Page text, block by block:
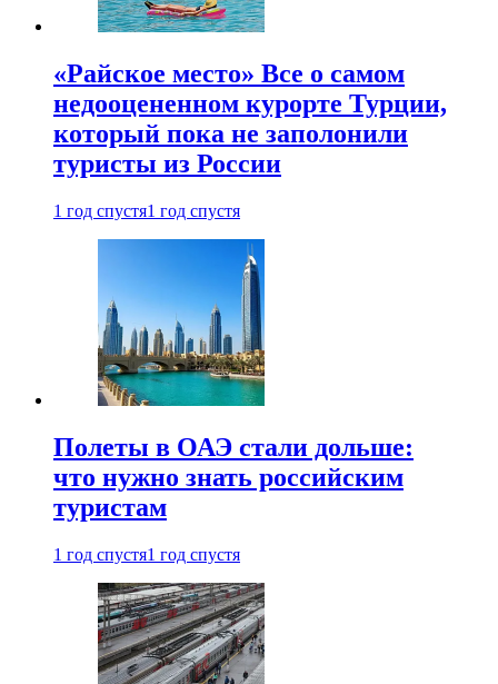
«Райское место» Все о самом
недооцененном курорте Турции,
который пока не заполонили
туристы из России
1 год спустя1 год спустя
Полеты в ОАЭ стали дольше:
что нужно знать российским
туристам
1 год спустя1 год спустя